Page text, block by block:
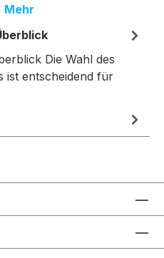
Mehr
Die Wahl des
ist entscheidend für